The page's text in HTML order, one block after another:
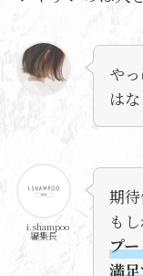
や
は
i.shampoo
編集長
期
も
プ
満